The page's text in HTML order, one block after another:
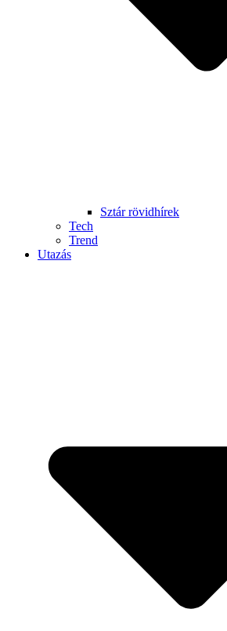
Sztár rövidhírek
Tech
Trend
Utazás